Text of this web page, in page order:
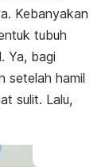
Kebanyakan
tubuh
Ya, bagi
setelah hamil
sulit. Lalu,